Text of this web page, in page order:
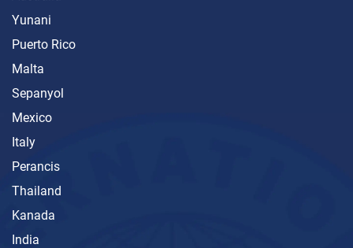
Yunani
Puerto Rico
Malta
Sepanyol
Mexico
Italy
Perancis
Thailand
Kanada
India